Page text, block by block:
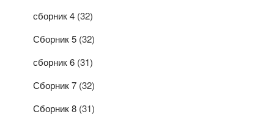
сборник 4 (32)
Сборник 5 (32)
сборник 6 (31)
Сборник 7 (32)
Сборник 8 (31)